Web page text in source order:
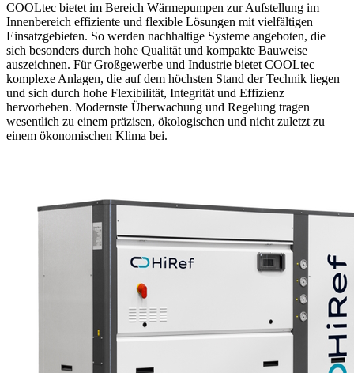
COOLtec bietet im Bereich Wärmepumpen zur Aufstellung im
Innenbereich effiziente und flexible Lösungen mit vielfältigen
Einsatzgebieten. So werden nachhaltige Systeme angeboten, die
sich besonders durch hohe Qualität und kompakte Bauweise
auszeichnen. Für Großgewerbe und Industrie bietet COOLtec
komplexe Anlagen, die auf dem höchsten Stand der Technik liegen
und sich durch hohe Flexibilität, Integrität und Effizienz
hervorheben. Modernste Überwachung und Regelung tragen
wesentlich zu einem präzisen, ökologischen und nicht zuletzt zu
einem ökonomischen Klima bei.